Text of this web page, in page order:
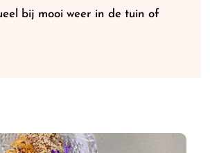
bij mooi weer in de tuin of